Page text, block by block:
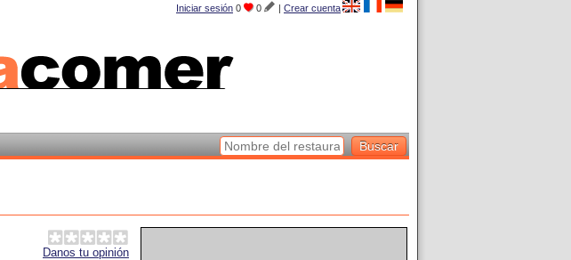
Iniciar sesión 0 0 | Crear cuenta
Danos tu opinión